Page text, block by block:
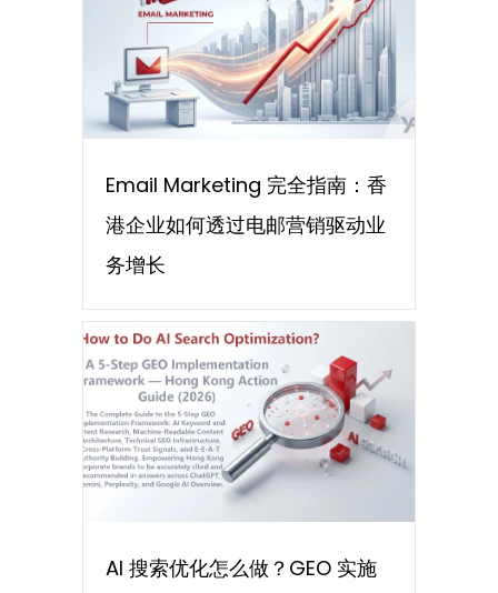
Email Marketing 完全指南：香
港企业如何透过电邮营销驱动业
务增长
AI 搜索优化怎么做？GEO 实施